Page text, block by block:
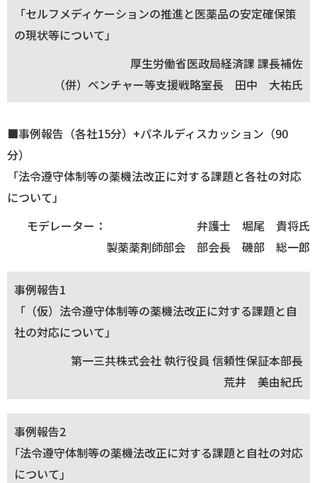
「セルフメディケーションの推進と医薬品の安定確保策
の現状等について」
厚生労働省医政局経済課 課長補佐
（併）ベンチャー等支援戦略室長 田中 大祐氏
■事例報告（各社15分）+パネルディスカッション（90
分）
「法令遵守体制等の薬機法改正に対する課題と各社の対応
について」
モデレーター：
弁護士 堀尾 貴将氏
製薬薬剤師部会 部会長 磯部 総一郎
事例報告1
「（仮）法令遵守体制等の薬機法改正に対する課題と自
社の対応について」
第一三共株式会社 執行役員 信頼性保証本部長
荒井 美由紀氏
事例報告2
｢法令遵守体制等の薬機法改正に対する課題と自社の対応
について｣